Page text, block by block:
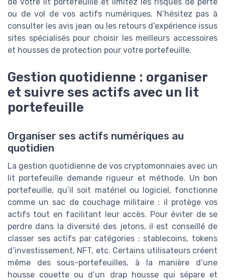
ou de vol de vos actifs numériques. N’hésitez pas à
consulter les avis jean ou les retours d’expérience issus
sites spécialisés pour choisir les meilleurs accessoires
et housses de protection pour votre portefeuille.
Gestion quotidienne : organiser
et suivre ses actifs avec un lit
portefeuille
Organiser ses actifs numériques au
quotidien
La gestion quotidienne de vos cryptomonnaies avec un
lit portefeuille demande rigueur et méthode. Un bon
portefeuille, qu’il soit matériel ou logiciel, fonctionne
comme un sac de couchage militaire : il protège vos
actifs tout en facilitant leur accès. Pour éviter de se
perdre dans la diversité des jetons, il est conseillé de
classer ses actifs par catégories : stablecoins, tokens
d’investissement, NFT, etc. Certains utilisateurs créent
même des sous-portefeuilles, à la manière d’une
housse couette ou d’un drap housse qui sépare et